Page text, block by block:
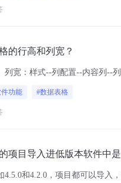
的行高和列宽？
列宽：样式--列配置--内容列--
件功能 #数据表格
项目导入进低版本软件中是
4.5.0和4.2.0，项目都可以导